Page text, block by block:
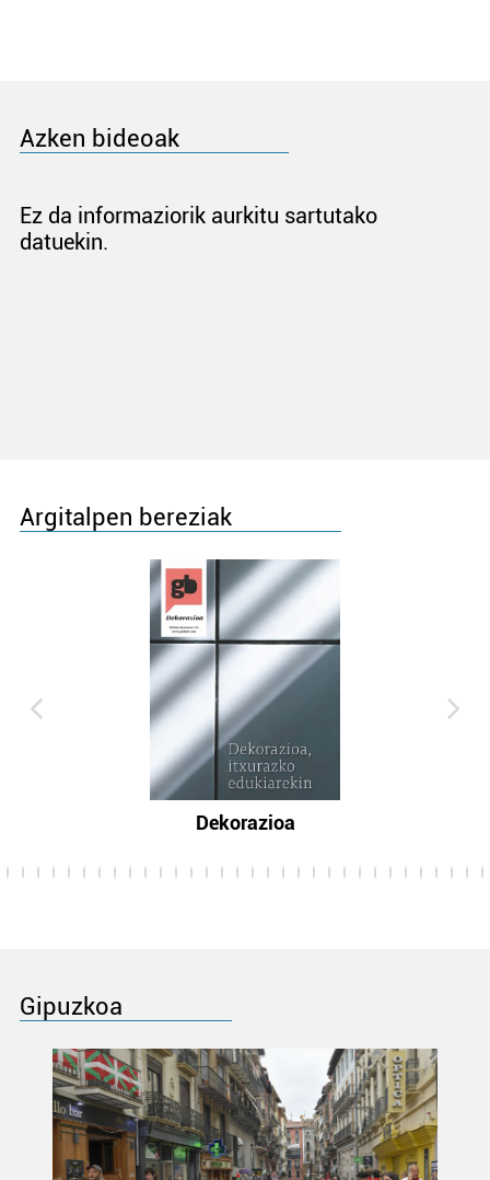
Azken bideoak
Ez da informaziorik aurkitu sartutako
datuekin.
Argitalpen bereziak
Dekorazioa
Gipuzkoa